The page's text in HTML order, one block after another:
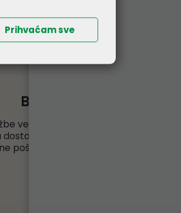
Besplatna dostava
veće od 265,00€ (bez PDV-a),
robe. Izuzetak su
pošiljke, čiju dostavu naplaćujemo
Prihvaćam sve